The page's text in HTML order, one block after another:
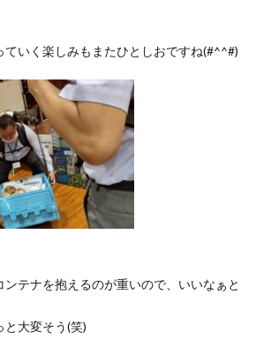
ていく楽しみもまたひとしおですね(#^^#)
テナを抱えるのが重いので、いいなぁと
と大変そう(笑)